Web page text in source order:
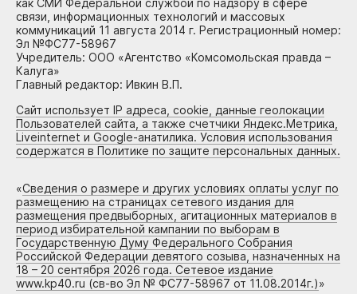
как СМИ Федеральной службой по надзору в сфере
связи, информационных технологий и массовых
коммуникаций 11 августа 2014 г. Регистрационный номер:
Эл №ФС77-58967
Учредитель: ООО «Агентство «Комсомольская правда –
Калуга»
Главный редактор: Ивкин В.П.
Сайт использует IP адреса, cookie, данные геолокации
Пользователей сайта, а также счетчики Яндекс.Метрика,
Liveinternet и Google-анатилика. Условия использования
содержатся в Политике по защите персональных данных.
«Сведения о размере и других условиях оплаты услуг по
размещению на страницах сетевого издания для
размещения предвыборных, агитационных материалов в
период избирательной кампании по выборам в
Государственную Думу Федерального Собрания
Российской Федерации девятого созыва, назначенных на
18 – 20 сентября 2026 года. Сетевое издание
www.kp40.ru (св-во Эл № ФС77-58967 от 11.08.2014г.)»